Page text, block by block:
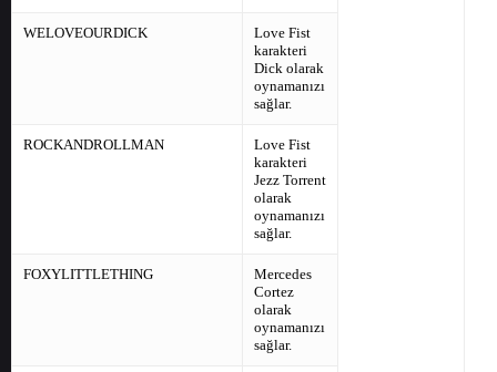
WELOVEOURDICK
Love Fist
karakteri
Dick olarak
oynamanızı
sağlar.
ROCKANDROLLMAN
Love Fist
karakteri
Jezz Torrent
olarak
oynamanızı
sağlar.
FOXYLITTLETHING
Mercedes
Cortez
olarak
oynamanızı
sağlar.